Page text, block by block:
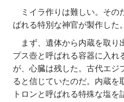
ミイラ作りは難しい。その
ばれる特別な神官が製作した。
まず、遺体から内蔵を取り
プス壺と呼ばれる容器に入れ
が、心臓は残した。古代エジ
ると信じていたのだ。内蔵を
トロンと呼ばれる特殊な塩